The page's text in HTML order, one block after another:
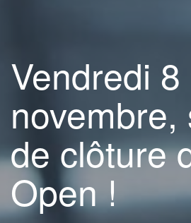
Vendredi 8
novembre,
de clôture
Open !